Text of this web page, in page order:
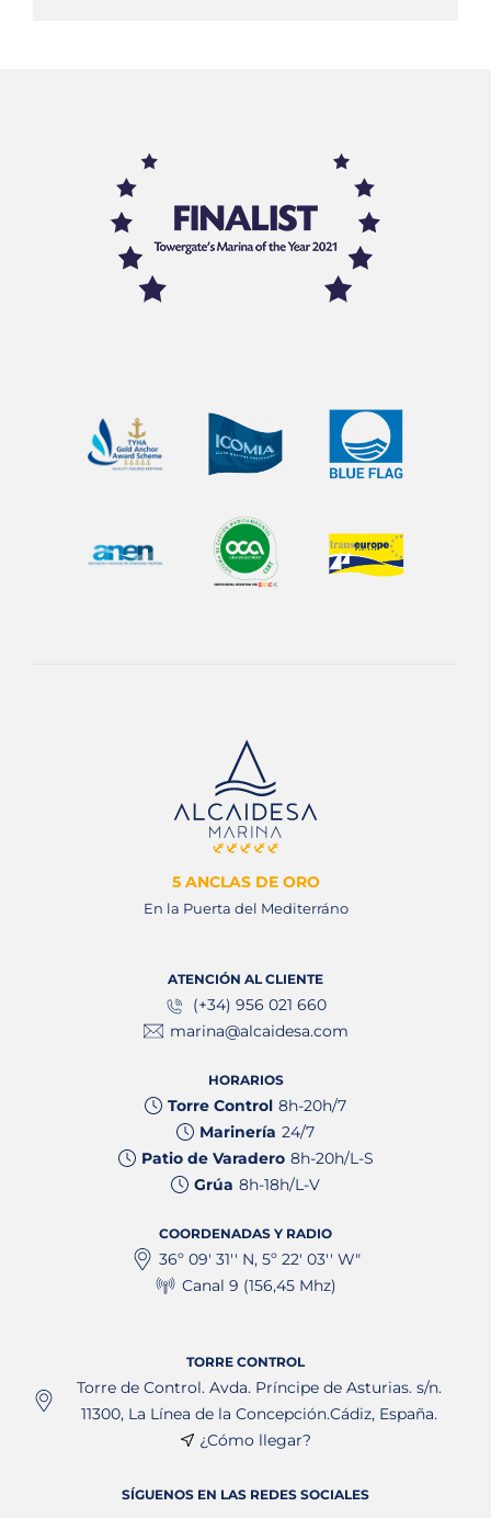
5 ANCLAS DE ORO
En la Puerta del Mediterráno
ATENCIÓN AL CLIENTE
(+34) 956 021 660
marina@alcaidesa.com
HORARIOS
Torre Control 8h-20h/7
Marinería 24/7
Patio de Varadero 8h-20h/L-S
Grúa 8h-18h/L-V
COORDENADAS Y RADIO
36º 09' 31'' N, 5º 22' 03'' W"
Canal 9 (156,45 Mhz)
TORRE CONTROL
Torre de Control. Avda. Príncipe de Asturias. s/n.
11300, La Línea de la Concepción.Cádiz, España.
¿Cómo llegar?
SÍGUENOS EN LAS REDES SOCIALES